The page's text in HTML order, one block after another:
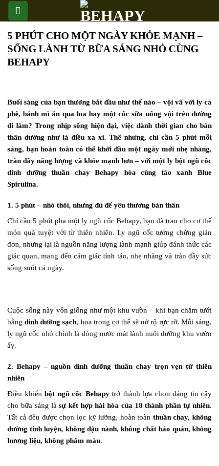
5 PHÚT CHO MỘT NGÀY KHỎE MẠNH –
SỐNG LÀNH TỪ BỮA SÁNG NHỎ CÙNG
BEHAPY
Buổi sáng của bạn thường bắt đầu như thế nào – vội vã với ly cà
phê, bánh mì ăn qua loa hay một cốc sữa uống vội trên đường
đi làm? Trong nhịp sống hiện đại, việc dành thời gian cho bản
thân dường như là điều xa xỉ. Thế nhưng, chỉ cần 5 phút mỗi
sáng, bạn hoàn toàn có thể khởi đầu một ngày mới nhẹ nhàng,
tràn đầy năng lượng và khỏe mạnh hơn – với một ly bột ngũ cốc
dinh dưỡng thuần chay Behapy hòa cùng tảo xanh Blue
Spirulina.
1. 5 phút – nhỏ thôi, nhưng đủ để yêu thương bản thân
Chỉ cần 5 phút pha một ly ngũ cốc Behapy, bạn đã trao cho cơ thể
món quà tuyệt vời từ thiên nhiên. Ly ngũ cốc tưởng chừng giản
đơn, nhưng lại là nguồn năng lượng lành mạnh giúp đánh thức các
giác quan, mang đến cảm giác tỉnh táo, nhẹ nhàng và tràn đầy sức
sống suốt cả ngày.
Cuộc sống này vốn giống như một khu vườn – khi bạn chăm tưới
bằngdinh dưỡng sạch, hoa trong cơ thể sẽ nở rộ rực rỡ. Mỗi sáng,
ly ngũ cốc nhỏ chính là dòng nước mát lành nuôi dưỡng khu vườn
ấy.
2. Behapy – nguồn dinh dưỡng thuần chay trọn vẹn từ thiên
nhiên
Điều khiến bột ngũ cốc Behapytrở thành lựa chọn đáng tin cậy
cho bữa sáng làsự kết hợp hài hòa của 18 thành phần tự nhiên.
Tất cả đều được chọn lọc kỹ lưỡng, hoàn toàn thuần chay, không
đường tinh luyện, không đậu nành, không chất bảo quản, không
hương liệu, không phẩm màu.